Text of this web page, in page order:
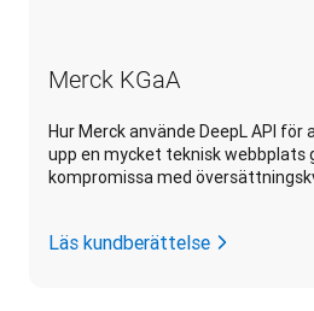
Merck KGaA
Hur Merck använde DeepL API
upp en mycket teknisk webbplats
kompromissa med
Läs kundberättelse